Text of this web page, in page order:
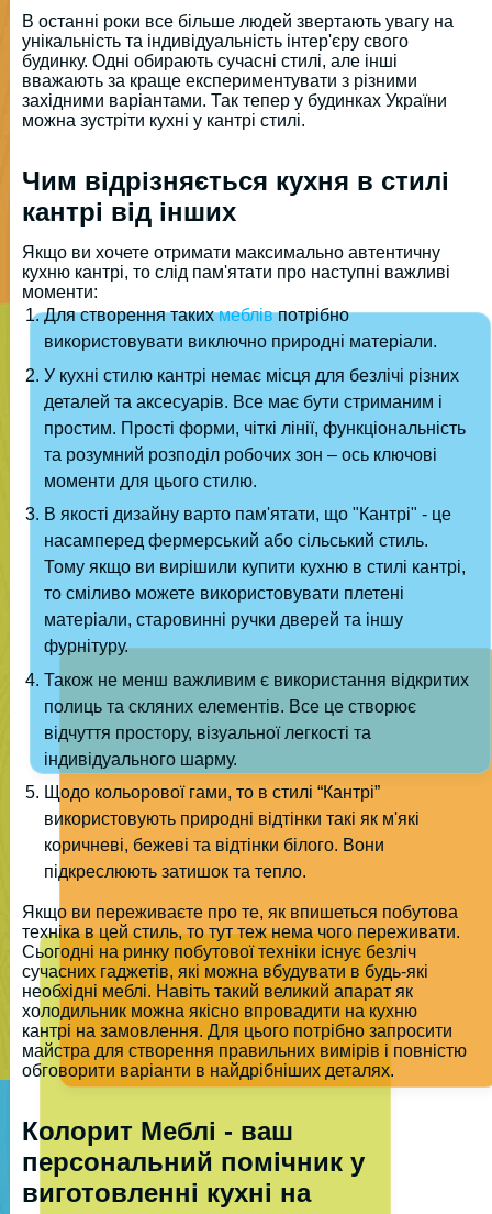
В останні роки все більше людей звертають увагу на
унікальність та індивідуальність інтер'єру свого
будинку. Одні обирають сучасні стилі, але інші
вважають за краще експериментувати з різними
західними варіантами. Так тепер у будинках України
можна зустріти кухні у кантрі стилі.
Чим відрізняється кухня в стилі
кантрі від інших
Якщо ви хочете отримати максимально автентичну
кухню кантрі, то слід пам'ятати про наступні важливі
моменти:
Для створення такихмеблівпотрібно
використовувати виключно природні матеріали.
У кухні стилю кантрі немає місця для безлічі різних
деталей та аксесуарів. Все має бути стриманим і
простим. Прості форми, чіткі лінії, функціональність
та розумний розподіл робочих зон – ось ключові
моменти для цього стилю.
В якості дизайну варто пам'ятати, що "Кантрі" - це
насамперед фермерський або сільський стиль.
Тому якщо ви вирішили купити кухню в стилі кантрі,
то сміливо можете використовувати плетені
матеріали, старовинні ручки дверей та іншу
фурнітуру.
Також не менш важливим є використання відкритих
полиць та скляних елементів. Все це створює
відчуття простору, візуальної легкості та
індивідуального шарму.
Щодо кольорової гами, то в стилі “Кантрі”
використовують природні відтінки такі як м'які
коричневі, бежеві та відтінки білого. Вони
підкреслюють затишок та тепло.
Якщо ви переживаєте про те, як впишеться побутова
техніка в цей стиль, то тут теж нема чого переживати.
Сьогодні на ринку побутової техніки існує безліч
сучасних гаджетів, які можна вбудувати в будь-які
необхідні меблі. Навіть такий великий апарат як
холодильник можна якісно впровадити на кухню
кантрі на замовлення. Для цього потрібно запросити
майстра для створення правильних вимірів і повністю
обговорити варіанти в найдрібніших деталях.
Колорит Меблі - ваш
персональний помічник у
виготовленні кухні на